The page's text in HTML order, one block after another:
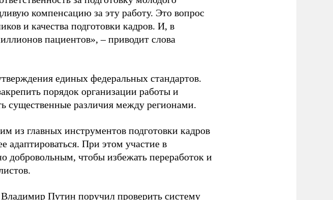
компенсацию за эту работу. Это вопрос
и качества подготовки кадров. И, в
пациентов», – приводит слова
единых федеральных стандартов.
порядок организации работы и
существенные различия между регионами.
из главных инструментов подготовки кадров
адаптироваться. При этом участие в
добровольным, чтобы избежать переработок и
Владимир Путин поручил проверить систему